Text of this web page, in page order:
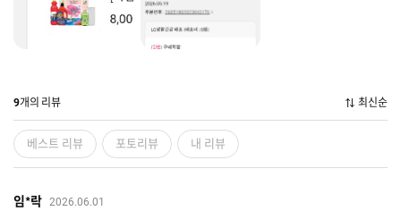
9개의 리뷰 최신순
베스트 리뷰 포토리뷰 내 리뷰
임*락 2026.06.01